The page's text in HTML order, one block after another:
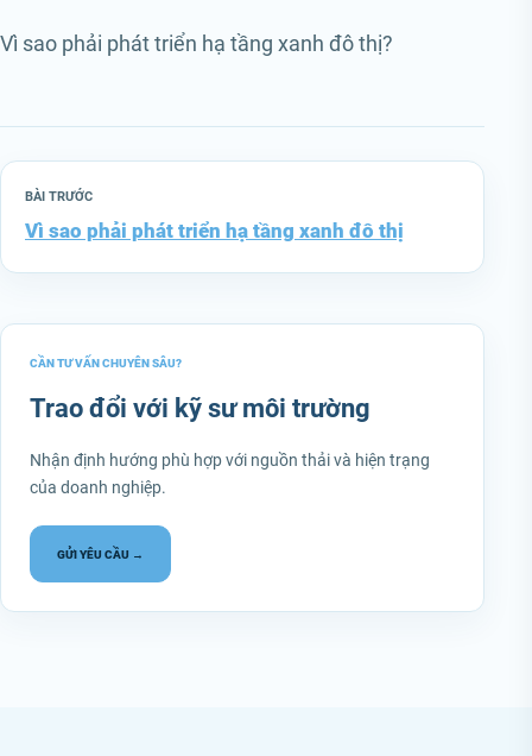
Vì sao phải phát triển hạ tầng xanh đô thị?
BÀI TRƯỚC
Vì sao phải phát triển hạ tầng xanh đô thị
CẦN TƯ VẤN CHUYÊN SÂU?
Trao đổi với kỹ sư môi trường
Nhận định hướng phù hợp với nguồn thải và hiện trạng
của doanh nghiệp.
GỬI YÊU CẦU →